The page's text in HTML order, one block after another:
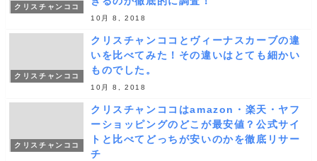
クリスチャンココ
10月 8, 2018
クリスチャンココ
クリスチャンココとヴィーナスカーブの違
いを比べてみた！その違いはとても細かい
ものでした。
10月 8, 2018
クリスチャンココ
クリスチャンココはamazon・楽天・ヤフ
ーショッピングのどこが最安値？公式サイ
トと比べてどっちが安いのかを徹底リサー
チ